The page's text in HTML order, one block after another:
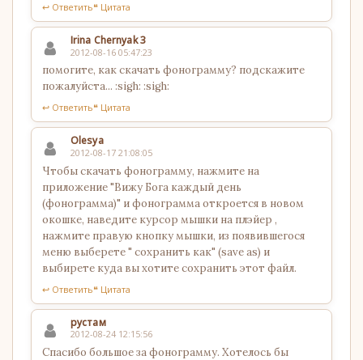
↩ Ответить❝ Цитата
Irina Chernyak 3
2012-08-16 05:47:23
помогите, как скачать фонограмму? подскажите
пожалуйста... :sigh: :sigh:
↩ Ответить❝ Цитата
Olesya
2012-08-17 21:08:05
Чтобы скачать фонограмму, нажмите на
приложение "Вижу Бога каждый день
(фонограмма)" и фонограмма откроется в новом
окошке, наведите курсор мышки на плэйер ,
нажмите правую кнопку мышки, из появившегося
меню выберете " сохранить как" (save as) и
выбирете куда вы хотите сохранить этот файл.
↩ Ответить❝ Цитата
рустам
2012-08-24 12:15:56
Спасибо большое за фонограмму. Хотелось бы